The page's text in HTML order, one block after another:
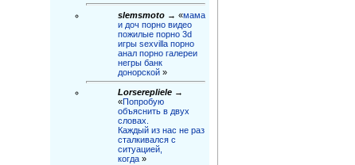
slemsmoto → «мама
и доч порно видео
пожилые порно 3d
игры sexvilla порно
анал порно галереи
негры бaнк
донорской »
Lorserepliele →
«Попробую
объяснить в двух
словах.
Каждый из нас не раз
сталкивался с
ситуацией,
когда »